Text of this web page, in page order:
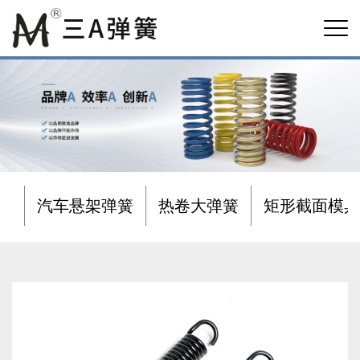
汽车悬架弹簧 热卷大弹簧 矩形截面模